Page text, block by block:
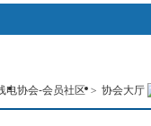
会员服务 资料
电协会-会员社区 > 协会大厅